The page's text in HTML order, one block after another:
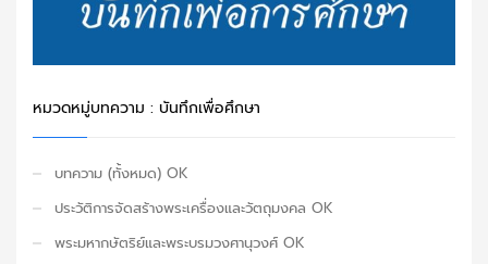
หมวดหมู่บทความ : บันทึกเพื่อศึกษา
บทความ (ทั้งหมด) OK
ประวัติการจัดสร้างพระเครื่องและวัตถุมงคล OK
พระมหากษัตริย์และพระบรมวงศานุวงศ์ OK